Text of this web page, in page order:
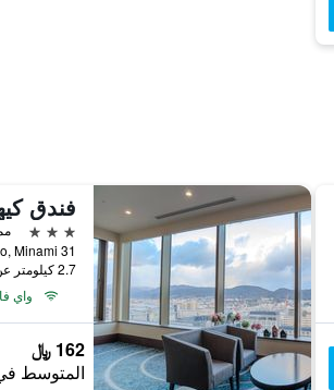
فندق
3 نجوم
2.7 كيلومتر عن وسط المدينة
واي
162 ﷼
المتوسط في